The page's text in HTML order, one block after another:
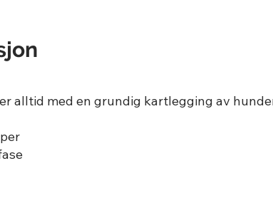
alltid med en grundig kartlegging av